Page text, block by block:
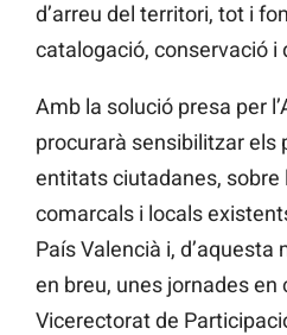
d’arreu del territori, tot i
catalogació, conservació i
Amb la solució presa per
procurarà sensibilitzar els
entitats ciutadanes, sobre
comarcals i locals
País Valencià i, d’aquesta
en breu, unes jornades en
Vicerectorat de